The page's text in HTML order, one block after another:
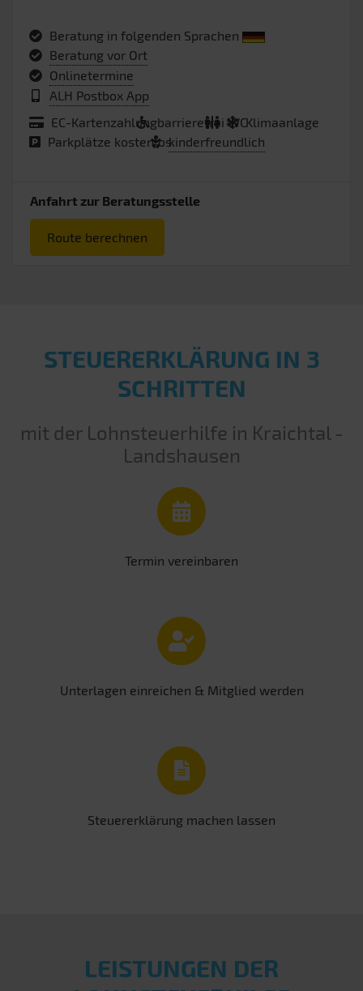
Beratung in folgenden Sprachen
Beratung vor Ort
Onlinetermine
ALH Postbox App
EC-Kartenzahlungbarrierefrei WCKlimaanlage
Parkplätze kostenloskinderfreundlich
Anfahrt zur Beratungsstelle
Route berechnen
STEUERERKLÄRUNG IN 3
SCHRITTEN
mit der Lohnsteuerhilfe in Kraichtal -
Landshausen
Termin vereinbaren
Unterlagen einreichen & Mitglied werden
Steuererklärung machen lassen
LEISTUNGEN DER